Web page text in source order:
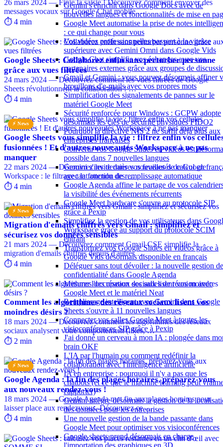
Gemini s'enrichit dans Google Docs avec de
nouvelles langues et fonctionnalités de mise en
Google Meet automatise la prise de notes
: ce qui change pour vous
Vos vidéos professionnelles passent à la vitesse
supérieure avec Gemini Omni dans Google Vids
Google Chat simplifie vos échanges avec vos
partenaires externes grâce aux groupes de
Gmail et Gemini : vous pouvez désormais affiner
brouillons d'e-mails avec vos propres mots
Simplification des signalements de pannes sur le
matériel Google Meet
Sécurité renforcée pour Windows : GCPW adopte
désormais les clés de sécurité physiques FIDO2
Pourquoi la directive NIS 2 ne suffit déjà plus aux
entreprises françaises
Convertir vos Google Slides en vidéos est
possible dans 7 nouvelles langues
Gemini s'invite dans vos feuilles de calcul en
avec la fonction de remplissage automatique
Google Agenda affine le partage de vos
la visibilité des événements récurrents
Google Meet hardware s'ouvre au protocole SIP
grâce à Pexip
Simplifiez la gestion de vos utilisateurs dans
Workspace grâce au support du protocole SCIM
entrant
Transformez vos Google Slides en vidéos grâce à
Google Vids désormais disponible en français
Déléguer sans tout dévoiler : la nouvelle gestion
confidentialité dans Google Agenda
Mesurer l'occupation des salles de réunion avec
Google Meet et le matériel Neat
Remplissage intelligent avec Gemini dans Google
Sheets s'ouvre à 11 nouvelles langues
Connecter vos salles Google Meet à toutes les
visioconférences SIP grâce à Pexip
J'ai donné un cerveau à mon IA : plongée dans
brain OKF
L'IA par l'humain ou comment redéfinir la
collaboration avec l'intelligence artificielle
IA en entreprise : pourquoi il n'y a pas que les
chatbots (et ce que le machine learning peut
t'apporter)
Gemini intègre désormais la gestion de la
des données pour les entreprises
Une nouvelle gestion de la bande passante dans
Google Meet pour optimiser vos visioconférences
Google sheets prend désormais en charge
l'importation des graphiques en 3D
26 mars 2024 — Finie la saisie ! Découvrez comment envoyer des
messages vocaux sur Google Chat mobile …
⏱️ 4 min
Google Sheets : Collaborez enfin sans perturber personne
grâce aux vues filtrées
24 mars 2024 — Découvrez comment les vues filtrées de Google
Sheets révolutionnent la collaboration ! …
⏱️ 4 min
⚡ News
Google Sheets vous simplifie la vie : filtrez enfin vos
fusionnées ! Et d'autres nouveautés Workspace à ne pas
manquer
22 mars 2024 — Découvrez les dernières nouveautés de Google
Workspace : le filtrage tant attendu des …
⏱️ 4 min
⚡ News
Migration d'emails chiffrés vers Gmail : simplifiez et
sécurisez vos données sensibles
21 mars 2024 — Découvrez comment Gmail CSE simplifie la
migration d'emails chiffrés depuis d'autres …
⏱️ 4 min
Comment les algorithmes des réseaux sociaux lisent vos
moindres désirs ?
18 mars 2024 — Découvrez comment les algorithmes des réseaux
sociaux analysent votre comportement (likes, …
⏱️ 2 min
⚡ News
Google Agenda : la fin des plages horaires, préparez-vous
aux nouveaux rendez-vous !
18 mars 2024 — Google Agenda met fin aux plages horaires pour
laisser place aux rendez-vous. Découvrez ce …
⏱️ 4 min